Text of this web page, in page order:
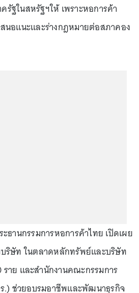
ฐในสหรัฐฯให้ เพราะหอการค้า
นอแนะและร่างกฎหมายต่อสภาคอง
ธานกรรมการหอการค้าไทย เปิดเผย
ริษัท ในตลาดหลักทรัพย์และบริษัท
าย และสำนักงานคณะกรรมการ
.) ช่วยอบรมอาชีพและพัฒนาธุรกิจ